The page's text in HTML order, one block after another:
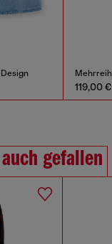
119,00 €
gefallen